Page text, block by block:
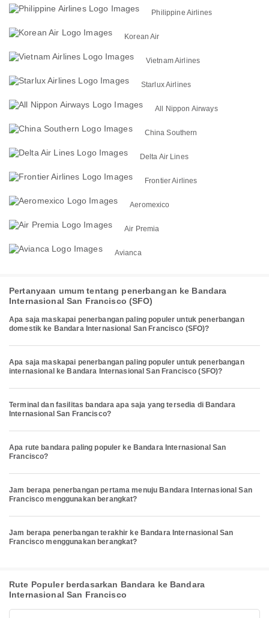
Philippine Airlines
Korean Air
Vietnam Airlines
Starlux Airlines
All Nippon Airways
China Southern
Delta Air Lines
Frontier Airlines
Aeromexico
Air Premia
Avianca
Pertanyaan umum tentang penerbangan ke Bandara
Internasional San Francisco (SFO)
Apa saja maskapai penerbangan paling populer untuk penerbangan
domestik ke Bandara Internasional San Francisco (SFO)?
Apa saja maskapai penerbangan paling populer untuk penerbangan
internasional ke Bandara Internasional San Francisco (SFO)?
Terminal dan fasilitas bandara apa saja yang tersedia di Bandara
Internasional San Francisco?
Apa rute bandara paling populer ke Bandara Internasional San
Francisco?
Jam berapa penerbangan pertama menuju Bandara Internasional San
Francisco menggunakan berangkat?
Jam berapa penerbangan terakhir ke Bandara Internasional San
Francisco menggunakan berangkat?
Rute Populer berdasarkan Bandara ke Bandara
Internasional San Francisco